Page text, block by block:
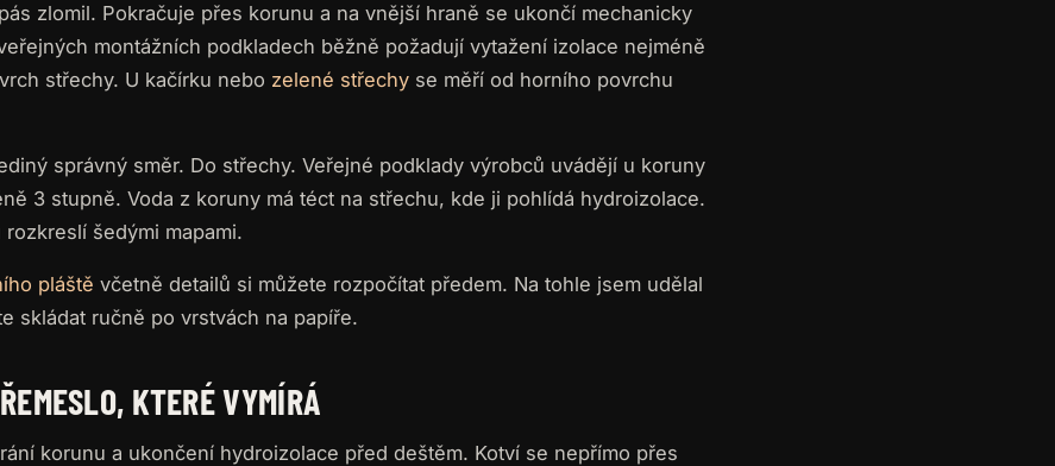
zlomil. Pokračuje přes korunu a na vnější hraně se ukončí mechanicky
montážních podkladech běžně požadují vytažení izolace nejméně
střechy. U kačírku nebo zelené střechy se měří od horního povrchu
správný směr. Do střechy. Veřejné podklady výrobců uvádějí u koruny
3 stupně. Voda z koruny má téct na střechu, kde ji pohlídá hydroizolace.
šedými mapami.
pláště včetně detailů si můžete rozpočítat předem. Na tohle jsem udělal
skládat ručně po vrstvách na papíře.
KTERÉ VYMÍRÁ
korunu a ukončení hydroizolace před deštěm. Kotví se nepřímo přes